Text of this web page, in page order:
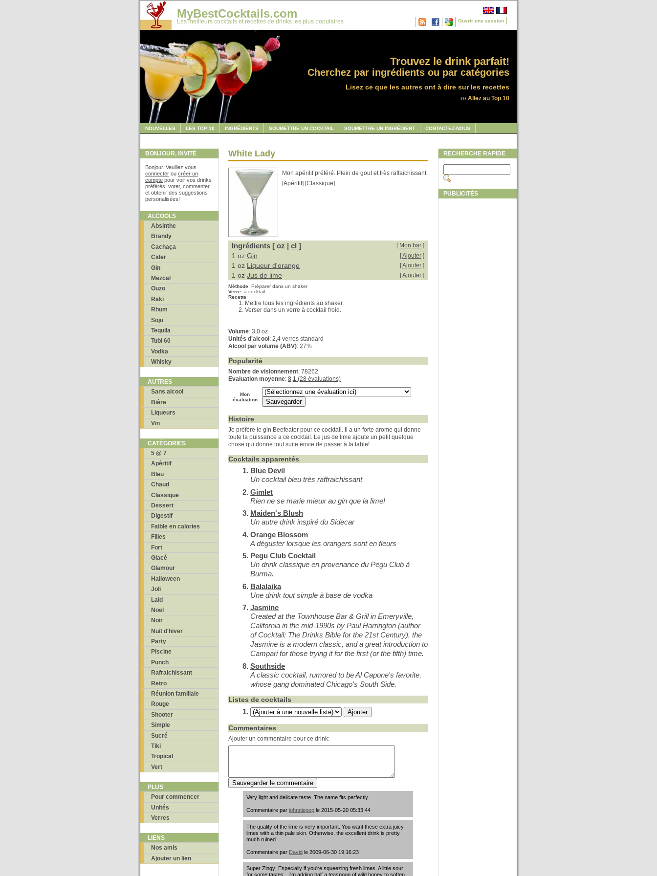
Ouvrir une session
MyBestCocktails.com
Les meilleurs cocktails et recettes de drinks les plus populaires
Trouvez le drink parfait!
Cherchez par ingrédients ou par catégories
Lisez ce que les autres ont à dire sur les recettes
››› Allez au Top 10
NOUVELLES LES TOP 10 INGRÉDIENTS SOUMETTRE UN COCKTAIL SOUMETTRE UN INGRÉDIENT CONTACTEZ-NOUS
BONJOUR, INVITÉ
Bonjour. Veuillez vous
connecter ou créer un
compte pour voir vos drinks
préférés, voter, commenter
et obtenir des suggestions
personalisées!
ALCOOLS
Absinthe
Brandy
Cachaça
Cider
Gin
Mezcal
Ouzo
Raki
Rhum
Soju
Tequila
Tubi 60
Vodka
Whisky
AUTRES
Sans alcool
Bière
Liqueurs
Vin
CATÉGORIES
5 @ 7
Apéritif
Bleu
Chaud
Classique
Dessert
Digestif
Faible en calories
Filles
Fort
Glacé
Glamour
Halloween
Joli
Laid
Noel
Noir
Nuit d'hiver
Party
Piscine
Punch
Rafraichissant
Retro
Réunion familiale
Rouge
Shooter
Simple
Sucré
Tiki
Tropical
Vert
PLUS
Pour commencer
Unités
Verres
LIENS
Nos amis
Ajouter un lien
White Lady
Mon apéritif préféré. Plein de gout et très raffaichissant.
[Apéritif] [Classique]
Ingrédients [ oz | cl ] [ Mon bar ]
1 oz Gin [Ajouter ]
1 oz Liqueur d'orange [Ajouter ]
1 oz Jus de lime [Ajouter ]
Méthode: Préparer dans un shaker
Verre: à cocktail
Recette:
Mettre tous les ingrédients au shaker.
Verser dans un verre à cocktail froid.
Volume: 3,0 oz
Unités d'alcool : 2,4 verres standard
Alcool par volume (ABV): 27%
Popularité
Nombre de visionnement: 78262
Evaluation moyenne: 8,1 (28 évaluations)
Mon
évaluation
Histoire
Je préfère le gin Beefeater pour ce cocktail. Il a un forte arome qui donne
toute la puissance a ce cocktail. Le jus de lime ajoute un petit quelque
chose qui donne tout suite envie de passer à la table!
Cocktails apparentés
Blue Devil
Un cocktail bleu très raffraichissant
Gimlet
Rien ne se marie mieux au gin que la lime!
Maiden's Blush
Un autre drink inspiré du Sidecar
Orange Blossom
A déguster lorsque les orangers sont en fleurs
Pegu Club Cocktail
Un drink classique en provenance du Pegu Club à
Burma.
Balalaika
Une drink tout simple à base de vodka
Jasmine
Created at the Townhouse Bar & Grill in Emeryville,
California in the mid-1990s by Paul Harrington (author
of Cocktail: The Drinks Bible for the 21st Century), the
Jasmine is a modern classic, and a great introduction to
Campari for those trying it for the first (or the fifth) time.
Southside
A classic cocktail, rumored to be Al Capone's favorite,
whose gang dominated Chicago's South Side.
Listes de cocktails
Commentaires
Ajouter un commentaire pour ce drink:
Very light and delicate taste. The name fits perfectly.
Commentaire par johnniepop le 2015-05-20 05:33:44
The quality of the lime is very important. You want these extra juicy
limes with a thin pale skin. Otherwise, the excellent drink is pretty
much ruined.
Commentaire par David le 2009-06-30 19:16:23
Super Zingy! Especially if you're squeezing fresh limes. A little sour
for some tastes... i'm adding half a teaspoon of wild honey to soften
RECHERCHE RAPIDE
PUBLICITÉS